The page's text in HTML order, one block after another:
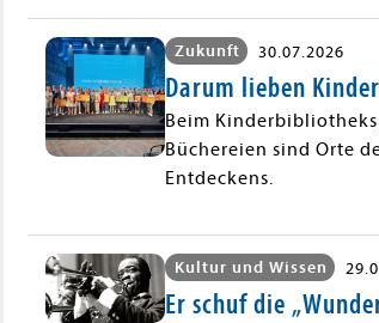
Zukunft 30.07.2026
Darum lieben
Beim
Büchereien sind Orte
Entdeckens.
Kultur und Wissen
Er schuf die